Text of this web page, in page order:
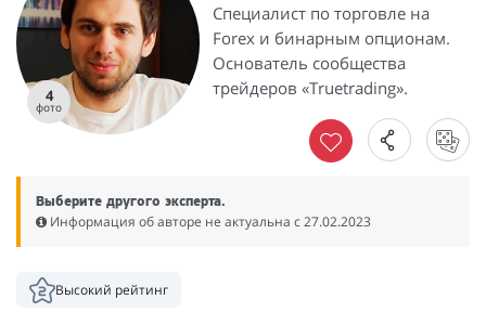
4
фото
Специалист по торговле на
Forex и бинарным опционам.
Основатель сообщества
трейдеров «Truetrading».
Выберите другого эксперта.
Информация об авторе не актуальна c 27.02.2023
Высокий рейтинг